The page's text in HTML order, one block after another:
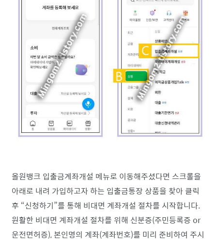
올원뱅크 입출금계좌개설 메뉴로 이동해주셨다면 스크롤을
아래로 내려 가입하고자 하는 입출금통장 상품을 찾아 클릭
후 “신청하기”를 통해 비대면 계좌개설 절차를 시작합니다.
원활한 비대면 계좌개설 절차를 위해 신분증(주민등록증 or
운전면허증), 본인명의 계좌(계좌번호)를 미리 준비하여 주시